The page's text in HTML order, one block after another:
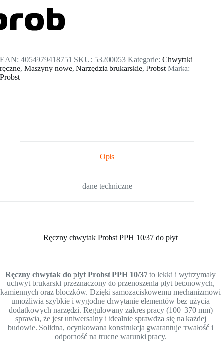
EAN: 4054979418751 SKU: 53200053 Kategorie: Chwytaki
ręczne, Maszyny nowe, Narzędzia brukarskie, Probst Marka:
Probst
Opis
dane techniczne
Ręczny chwytak Probst PPH 10/37 do płyt
Ręczny chwytak do płyt Probst PPH 10/37 to lekki i wytrzymały
uchwyt brukarski przeznaczony do przenoszenia płyt betonowych,
kamiennych oraz bloczków. Dzięki samozaciskowemu mechanizmowi
umożliwia szybkie i wygodne chwytanie elementów bez użycia
dodatkowych narzędzi. Regulowany zakres pracy (100–370 mm)
sprawia, że jest uniwersalny i idealnie sprawdza się na każdej
budowie. Solidna, ocynkowana konstrukcja gwarantuje trwałość i
odporność na trudne warunki pracy.